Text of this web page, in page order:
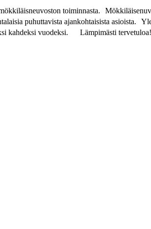
toiminnasta.
puhuttavista ajankohtaisista asioista.
kahdeksi vuodeksi. Lämpimästi tervetuloa!